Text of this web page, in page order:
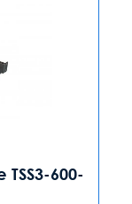
600-